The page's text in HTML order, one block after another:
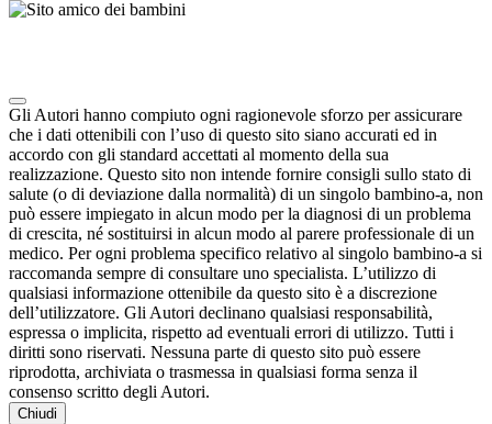
Gli Autori hanno compiuto ogni ragionevole sforzo per assicurare
che i dati ottenibili con l’uso di questo sito siano accurati ed in
accordo con gli standard accettati al momento della sua
realizzazione. Questo sito non intende fornire consigli sullo stato di
salute (o di deviazione dalla normalità) di un singolo bambino-a, non
può essere impiegato in alcun modo per la diagnosi di un problema
di crescita, né sostituirsi in alcun modo al parere professionale di un
medico. Per ogni problema specifico relativo al singolo bambino-a si
raccomanda sempre di consultare uno specialista. L’utilizzo di
qualsiasi informazione ottenibile da questo sito è a discrezione
dell’utilizzatore. Gli Autori declinano qualsiasi responsabilità,
espressa o implicita, rispetto ad eventuali errori di utilizzo. Tutti i
diritti sono riservati. Nessuna parte di questo sito può essere
riprodotta, archiviata o trasmessa in qualsiasi forma senza il
consenso scritto degli Autori.
Chiudi